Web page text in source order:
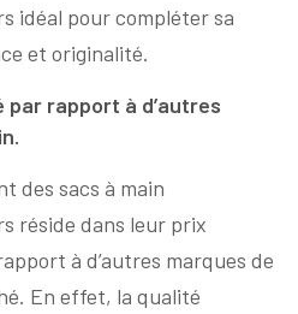
idéal pour compléter sa
et originalité.
rapport à d’autres
des sacs à main
réside dans leur prix
à d’autres marques de
En effet, la qualité